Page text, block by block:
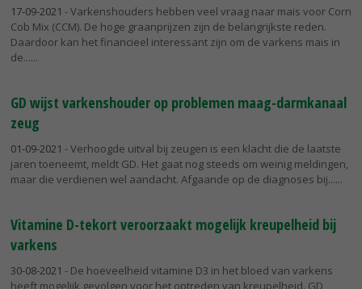
17-09-2021 - Varkenshouders hebben veel vraag naar mais voor Corn
Cob Mix (CCM). De hoge graanprijzen zijn de belangrijkste reden.
Daardoor kan het financieel interessant zijn om de varkens mais in
de...
GD wijst varkenshouder op problemen maag-darmkanaal
zeug
01-09-2021 - Verhoogde uitval bij zeugen is een klacht die de laatste
jaren toeneemt, meldt GD. Het gaat nog steeds om weinig meldingen,
maar die verdienen wel aandacht. Afgaande op de diagnoses bij...
Vitamine D-tekort veroorzaakt mogelijk kreupelheid bij
varkens
30-08-2021 - De hoeveelheid vitamine D3 in het bloed van varkens
heeft mogelijk gevolgen voor het optreden van kreupelheid. GD